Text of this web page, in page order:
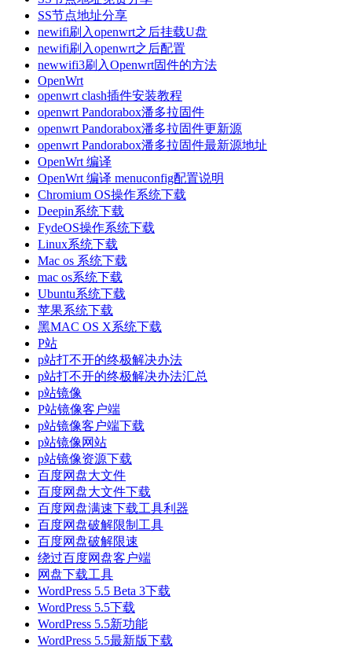
SS节点地址分享
newifi刷入openwrt之后挂载U盘
newifi刷入openwrt之后配置
newwifi3刷入Openwrt固件的方法
OpenWrt
openwrt clash插件安装教程
openwrt Pandorabox潘多拉固件
openwrt Pandorabox潘多拉固件更新源
openwrt Pandorabox潘多拉固件最新源地址
OpenWrt 编译
OpenWrt 编译 menuconfig配置说明
Chromium OS操作系统下载
Deepin系统下载
FydeOS操作系统下载
Linux系统下载
Mac os 系统下载
mac os系统下载
Ubuntu系统下载
苹果系统下载
黑MAC OS X系统下载
P站
p站打不开的终极解决办法
p站打不开的终极解决办法汇总
p站镜像
P站镜像客户端
p站镜像客户端下载
p站镜像网站
p站镜像资源下载
百度网盘大文件
百度网盘大文件下载
百度网盘满速下载工具利器
百度网盘破解限制工具
百度网盘破解限速
绕过百度网盘客户端
网盘下载工具
WordPress 5.5 Beta 3下载
WordPress 5.5下载
WordPress 5.5新功能
WordPress 5.5最新版下载